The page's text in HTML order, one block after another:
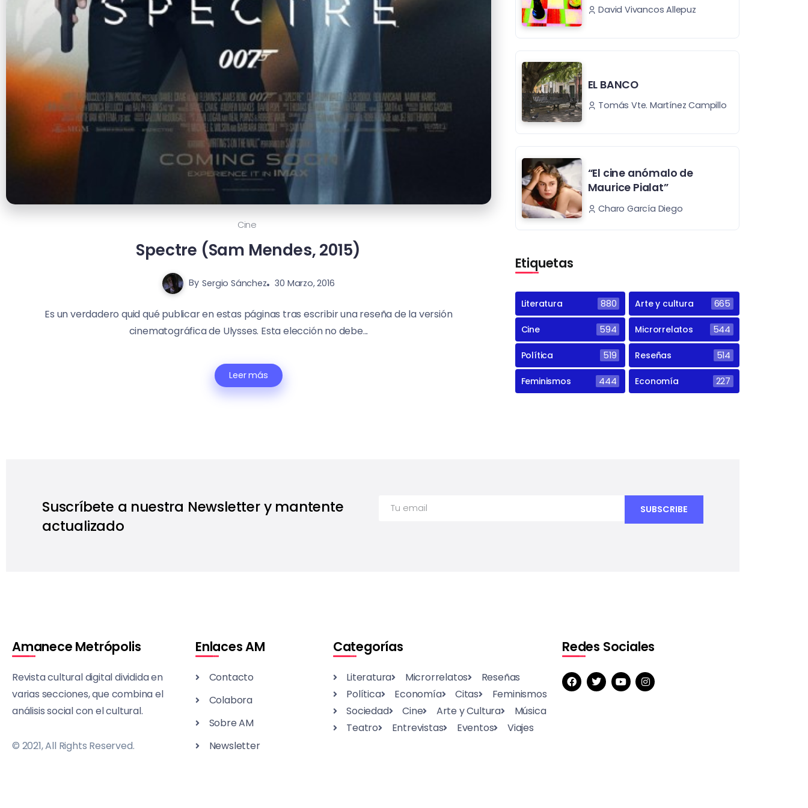
Cine
Spectre (Sam Mendes, 2015)
By Sergio Sánchez 30 Marzo, 2016
Es un verdadero quid qué publicar en estas páginas tras escribir una reseña de la versión
cinematográfica de Ulysses. Esta elección no debe...
Leer más
David Vivancos Allepuz
EL BANCO
Tomás Vte. Martínez Campillo
“El cine anómalo de
Maurice Pialat”
Charo García Diego
Etiquetas
Literatura 880 Arte y cultura 665
Cine 594 Microrrelatos 544
Política 519 Reseñas 514
Feminismos 444 Economía 227
Suscríbete a nuestra Newsletter y mantente
actualizado
Amanece Metrópolis
Revista cultural digital dividida en
varias secciones, que combina el
análisis social con el cultural.
© 2021, All Rights Reserved.
Enlaces AM
Contacto
Colabora
Sobre AM
Newsletter
Categorías
Literatura Microrrelatos
Reseñas
Política
Economía Citas
Feminismos
Sociedad
Cine Arte y Cultura
Música
Teatro
Entrevistas Eventos Viajes
Redes Sociales